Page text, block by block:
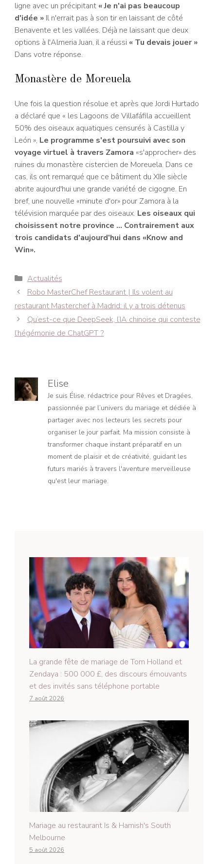
ligne avec un précipitant « Je n'ai pas beaucoup
d'idée » Il n'errait pas à son tir en laissant de côté
Benavente et les vallées. Déjà ne laissant que deux
options à l'Almeria Juan, il a réussi « Tu devais jouer »
Dans votre réponse.
Monastère de Moreuela
Une fois la question résolue et après que Jordi Hurtado
a déclaré que « les Lagoons de Villafáfila accueillent
50% des oiseaux aquatiques censurés à Castilla y
León », Le programme s'est poursuivi avec son
voyage virtuel à travers Zamora «s'approcher» des
ruines du monastère cistercien de Moreuela. Dans ce
cas, ils ont remarqué que ce bâtiment du XIIe siècle
abrite aujourd'hui une grande variété de cigogne. En
bref, une nouvelle «minute d'or» pour Zamora à la
télévision marquée par des oiseaux. Les oiseaux qui
choisissent notre province … Contrairement aux
trois candidats d'aujourd'hui dans «Know and
Win».
Catégories
Actualités
Navigation
des
articles
Robo MasterChef Restaurant | Ils volent au
restaurant Masterchef à Madrid: il y a trois détenus
Qu’est-ce que DeepSeek, l’IA chinoise qui conteste
l’hégémonie de ChatGPT ?
Elise
Je suis Élise, rédactrice pour Rêves et Dragées,
passionnée par l’univers du mariage et dédiée à
partager avec nos lecteurs les secrets pour
organiser le jour parfait. Ma mission consiste à
transformer chaque instant préparatif en un
moment de plaisir et de créativité, guidant les
futurs mariés à travers l'aventure merveilleuse
qu'est leur mariage.
La grande fête de mariage de Tom Holland et
Zendaya : 500 000 £, des discours émouvants
et des invités sans téléphone portable
7 août 2026
Mariage au restaurant Is & Hamish's South
Melbourne
5 août 2026